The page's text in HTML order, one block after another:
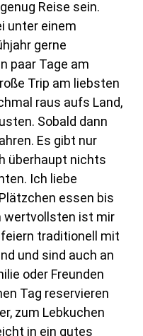
Reise sein.
unter einem
gerne
paar Tage am
Trip am liebsten
raus aufs Land,
Sobald dann
Es gibt nur
überhaupt nichts
Ich liebe
essen bis
wertvollsten ist mir
traditionell mit
und sind auch an
oder Freunden
Tag reservieren
zum Lebkuchen
in ein gutes